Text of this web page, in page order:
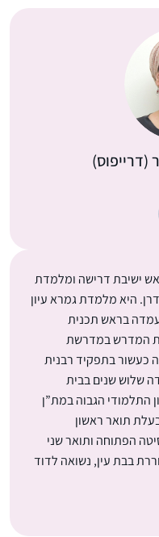
(דרייפוס)
ישיבת דרישה ומלמדת
היא מלמדת גמרא עיון
עמדה בראש תכנית
המדרש במדרשת
כעשור בתפקיד רבנית
שלוש שנים בבית
התלמודי הגבוה במת”ן
תואר ראשון
הפתוחה ותואר שני
בבת עין, נשואה לדוד